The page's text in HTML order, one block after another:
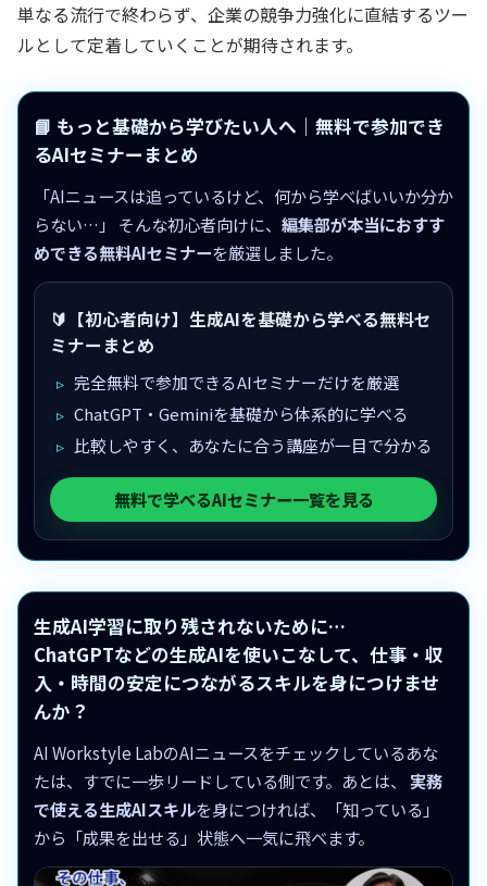
単なる流行で終わらず、企業の競争力強化に直結するツー
ルとして定着していくことが期待されます。
📘 もっと基礎から学びたい人へ｜無料で参加でき
るAIセミナーまとめ
「AIニュースは追っているけど、何から学べばいいか分か
らない…」 そんな初心者向けに、 編集部が本当におすす
めできる無料AIセミナーを厳選しました。
🔰【初心者向け】生成AIを基礎から学べる無料セ
ミナーまとめ
完全無料で参加できるAIセミナーだけを厳選
ChatGPT・Geminiを基礎から体系的に学べる
比較しやすく、あなたに合う講座が一目で分かる
無料で学べるAIセミナー一覧を見る
生成AI学習に取り残されないために…
ChatGPTなどの生成AIを使いこなして、仕事・収
入・時間の安定につながるスキルを身につけませ
んか？
AI Workstyle LabのAIニュースをチェックしているあな
たは、すでに一歩リードしている側です。あとは、 実務
で使える生成AIスキルを身につければ、「知っている」
から「成果を出せる」状態へ一気に飛べます。